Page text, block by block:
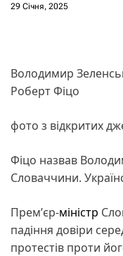
29 Січня, 2025
Володимир
Роберт Фіцо
фото з відкритих
Фіцо назвав
Словаччини.
Премʼєр-міністр
падіння довіри
протестів проти